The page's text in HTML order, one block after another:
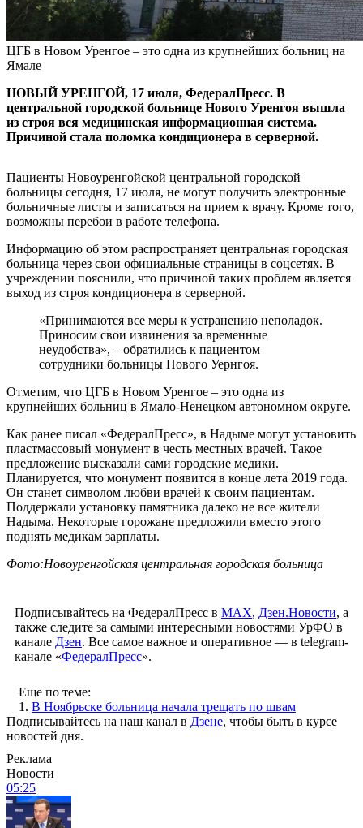
ЦГБ в Новом Уренгое – это одна из крупнейших больниц на
Ямале
НОВЫЙ УРЕНГОЙ, 17 июля, ФедералПресс. В
центральной городской больнице Нового Уренгоя вышла
из строя вся медицинская информационная система.
Причиной стала поломка кондиционера в серверной.
Пациенты Новоуренгойской центральной городской
больницы сегодня, 17 июля, не могут получить электронные
больничные листы и записаться на прием к врачу. Кроме того,
возможны перебои в работе телефона.
Информацию об этом распространяет центральная городская
больница через свои официальные страницы в соцсетях. В
учреждении пояснили, что причиной таких проблем является
выход из строя кондиционера в серверной.
«Принимаются все меры к устранению неполадок.
Приносим свои извинения за временные
неудобства», – обратились к пациентом
сотрудники больницы Нового Уернгоя.
Отметим, что ЦГБ в Новом Уренгое – это одна из
крупнейших больниц в Ямало-Ненецком автономном округе.
Как ранее писал «ФедералПресс», в Надыме могут установить
пластмассовый монумент в честь местных врачей. Такое
предложение высказали сами городские медики.
Планируется, что монумент появится в конце лета 2019 года.
Он станет символом любви врачей к своим пациентам.
Поддержали установку памятника далеко не все жители
Надыма. Некоторые горожане предложили вместо этого
поднять медикам зарплаты.
Фото:Новоуренгойская центральная городская больница
Подписывайтесь на ФедералПресс в МАХ, Дзен.Новости, а
также следите за самыми интересными новостями УрФО в
канале Дзен. Все самое важное и оперативное — в telegram-
канале «ФедералПресс».
Еще по теме:
1. В Ноябрьске больница начала трещать по швам
Подписывайтесь на наш канал в Дзене, чтобы быть в курсе
новостей дня.
Реклама
Новости
05:25